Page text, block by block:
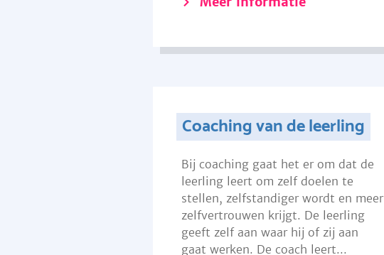
Coaching van de leerling
Bij coaching gaat het er om dat de
leerling leert om zelf doelen te
stellen, zelfstandiger wordt en meer
zelfvertrouwen krijgt. De leerling
geeft zelf aan waar hij of zij aan
gaat werken. De coach leert...